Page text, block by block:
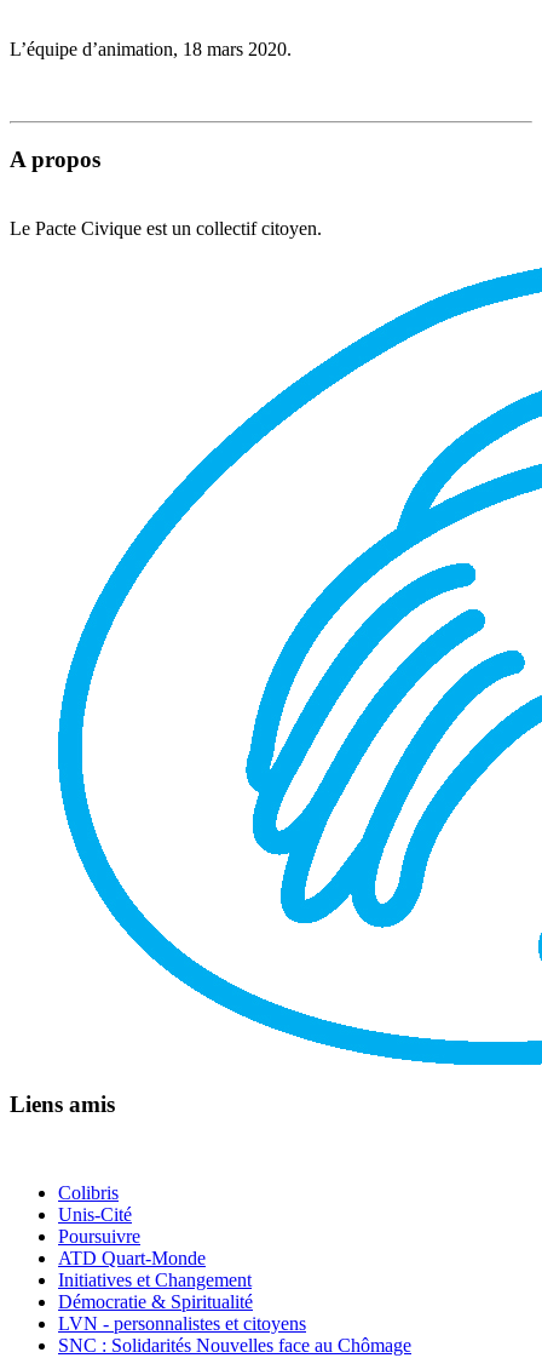
L’équipe d’animation, 18 mars 2020.
A propos
Le Pacte Civique est un collectif citoyen.
Liens amis
Colibris
Unis-Cité
Poursuivre
ATD Quart-Monde
Initiatives et Changement
Démocratie & Spiritualité
LVN - personnalistes et citoyens
SNC : Solidarités Nouvelles face au Chômage